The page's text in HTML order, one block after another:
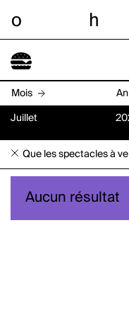
o h
Mois
Juillet
Que les spectacles à
Aucun résultat